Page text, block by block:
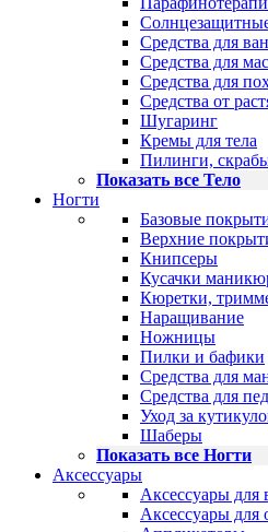
Солнцезащитные
Средства для
Средства для
Средства для
Средства от
Шугаринг
Кремы для тела
Пилинги,
Показать все Тело
Ногти
Базовые
Верхние
Книпсеры
Кусачки
Кюретки,
Наращивание
Ножницы
Пилки и бафики
Средства для
Средства для
Уход за
Шаберы
Показать все Ногти
Аксессуары
Аксессуары для
Аксессуары для